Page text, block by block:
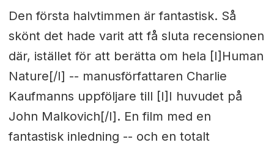
Den första halvtimmen är fantastisk. Så
skönt det hade varit att få sluta recensionen
där, istället för att berätta om hela [I]Human
Nature[/I] -- manusförfattaren Charlie
Kaufmanns uppföljare till [I]I huvudet på
John Malkovich[/I]. En film med en
fantastisk inledning -- och en totalt